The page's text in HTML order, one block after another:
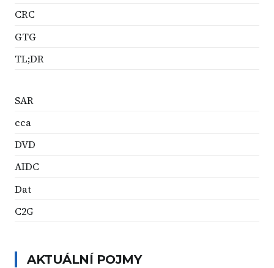
CRC
GTG
TL;DR
SAR
cca
DVD
AIDC
Dat
C2G
AKTUÁLNÍ POJMY